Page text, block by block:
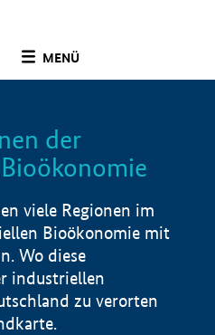
MENÜ
der
viele Regionen im
Bioökonomie mit
Wo diese
industriellen
zu verorten